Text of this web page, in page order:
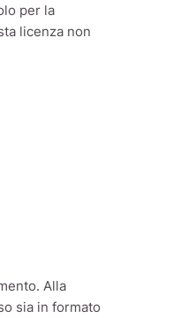
per la
licenza non
Alla
sia in formato